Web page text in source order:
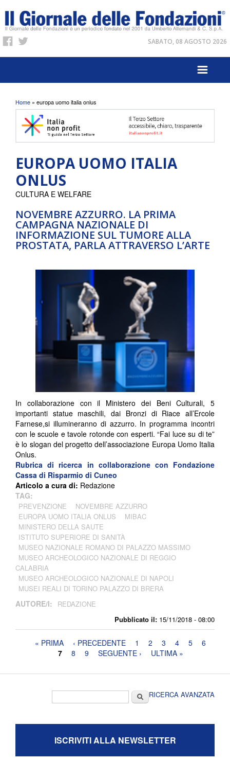
SABATO, 08 AGOSTO 2026
Tu sei qui
Home » europa uomo italia onlus
EUROPA UOMO ITALIA
ONLUS
NOVEMBRE AZZURRO. LA PRIMA
CAMPAGNA NAZIONALE DI
INFORMAZIONE SUL TUMORE ALLA
PROSTATA, PARLA ATTRAVERSO L’ARTE
Pubblicato il: 15/11/2018 - 08:00
CULTURA E WELFARE
In collaborazione con il Ministero dei Beni Culturali, 5
importanti statue maschili, dai Bronzi di Riace all’Ercole
Farnese,si illumineranno di azzurro. In programma incontri
con le scuole e tavole rotonde con esperti. “Fai luce su di te”
è lo slogan del progetto dell’associazione Europa Uomo Italia
Onlus.
Rubrica di ricerca in collaborazione con Fondazione
Cassa di Risparmio di Cuneo
Articolo a cura di: Redazione
TAG:
PREVENZIONE
NOVEMBRE AZZURRO
EUROPA UOMO ITALIA ONLUS
MIBAC
MINISTERO DELLA SAUTE
ISTITUTO SUPERIORE DI SANITÀ
MUSEO NAZIONALE ROMANO DI PALAZZO MASSIMO
MUSEO ARCHEOLOGICO NAZIONALE DI REGGIO
CALABRIA
MUSEO ARCHEOLOGICO NAZIONALE DI NAPOLI
MUSEI REALI DI TORINO PALAZZO DI BRERA
AUTORE/I: REDAZIONE
Pagine« PRIMA ‹ PRECEDENTE 1 2 3 4 5
6
7
8 9 SEGUENTE › ULTIMA »
CercaRICERCA AVANZATA
ISCRIVITI ALLA NEWSLETTER